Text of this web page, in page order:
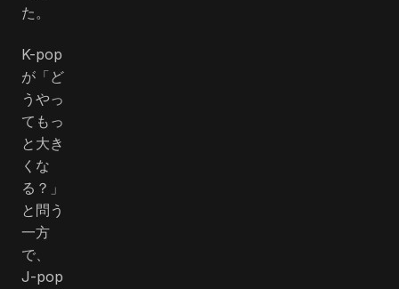
た。
K-pop
が「ど
うやっ
てもっ
と大き
くな
る？」
と問う
一方
で、
J-pop